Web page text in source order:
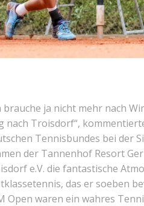
brauche ja nicht mehr nach
nach Troisdorf“,
Tennisbundes bei der
der Tannenhof Resort
e.V. die fantastische
das er soeben
Open waren ein wahres